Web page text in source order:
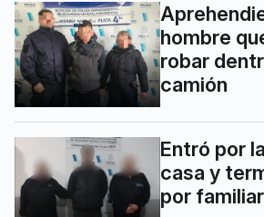
hombre
robar
camión
Entró por
casa y
por